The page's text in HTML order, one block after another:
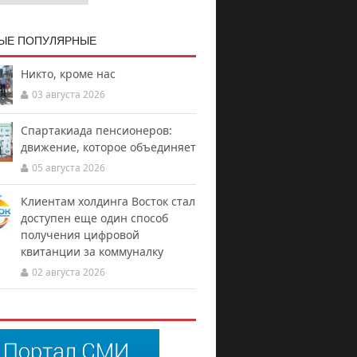
ПОПУЛЯРНЫЕ
Никто, кроме нас
03 августа 2026
Спартакиада пенсионеров:
движение, которое объединяет
05 августа 2026
Клиентам холдинга Восток стал
доступен еще один способ
получения цифровой
квитанции за коммуналку
02 августа 2026